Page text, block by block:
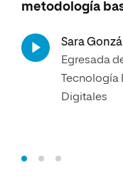
metodología
Sara
Egresada
Digitales